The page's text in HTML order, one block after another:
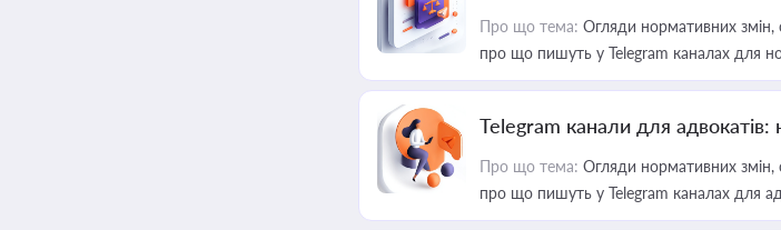
Про що тема: Огляди нормативних змін,
про що пишуть у Telegram каналах для
Telegram канали для адвокатів:
Про що тема: Огляди нормативних змін,
про що пишуть у Telegram каналах для